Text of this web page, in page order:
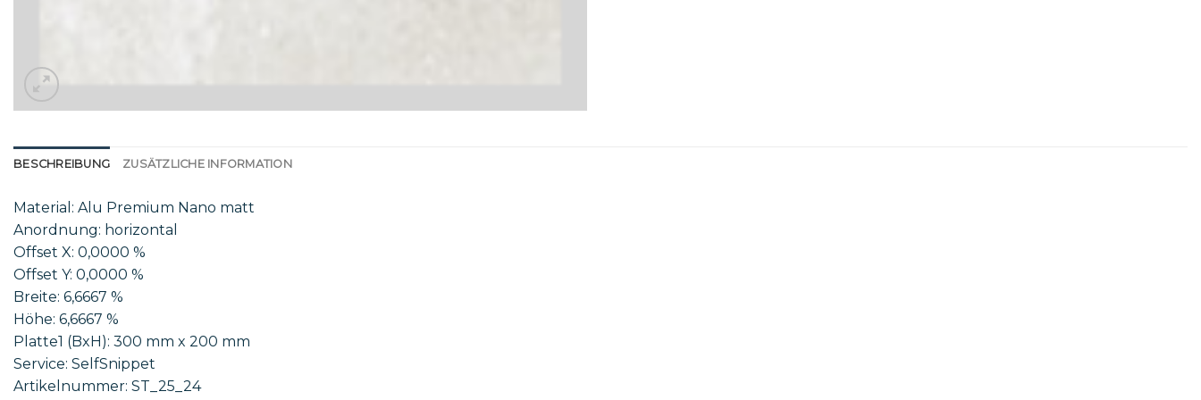
BESCHREIBUNG ZUSÄTZLICHE INFORMATION
Material: Alu Premium Nano matt
Anordnung: horizontal
Offset X: 0,0000 %
Offset Y: 0,0000 %
Breite: 6,6667 %
Höhe: 6,6667 %
Platte1 (BxH): 300 mm x 200 mm
Service: SelfSnippet
Artikelnummer: ST_25_24